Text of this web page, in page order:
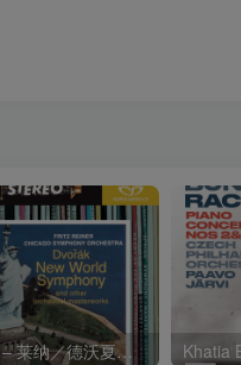
Fritz Reiner – 莱纳／德沃夏克：第九交响曲